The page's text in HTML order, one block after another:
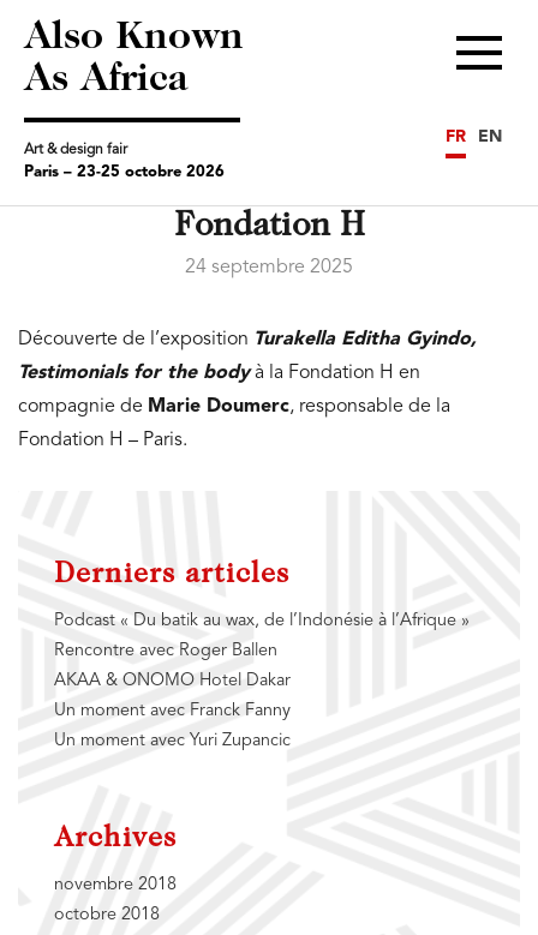
Also Known
As Africa
Art & design fair
Paris – 23-25 octobre 2026
Menu
FR EN
Fondation H
24 septembre 2025
Découverte de l’exposition Turakella Editha Gyindo,
Testimonials for the bodyà la Fondation H en
compagnie de Marie Doumerc, responsable de la
Fondation H – Paris.
Derniers articles
Podcast « Du batik au wax, de l’Indonésie à l’Afrique »
Rencontre avec Roger Ballen
AKAA & ONOMO Hotel Dakar
Un moment avec Franck Fanny
Un moment avec Yuri Zupancic
Archives
novembre 2018
octobre 2018